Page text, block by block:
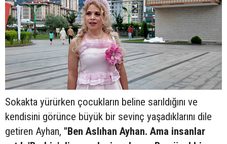
Sokakta yürürken çocukların beline sarıldığını ve
kendisini görünce büyük bir sevinç yaşadıklarını dile
getiren Ayhan, "Ben Aslıhan Ayhan. Ama insanlar